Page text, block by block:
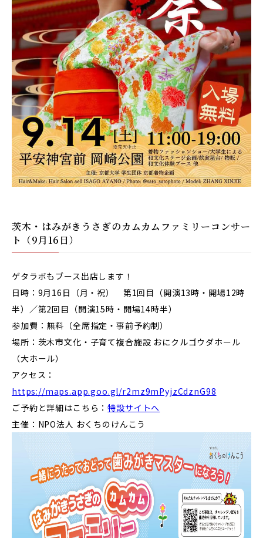
茨木・はみがきうさぎのカムカムファミリーコンサー
ト（9月16日）
ゲタラボもブース出店します！
日時：9月16日（月・祝） 第1回目（開演13時・ 開場12時
半）／第2回目（開演15時・開場14時半）
参加費：無料（全席指定・事前予約制）
場所：茨木市文化・子育て複合施設 おにクルゴウダホール
（大ホール）
アクセス：
https://maps.app.goo.gl/r2mz9mPyjzCdznG98
ご予約と詳細はこちら：特設サイトへ
主催：NPO法人 おくちのけんこう